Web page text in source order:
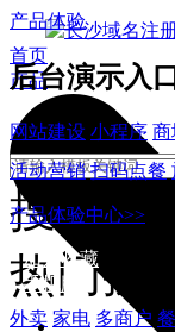
产品体验
后台演示入口
网站建设 小程序 商
活动营销 扫码点餐
产品体验中心>>
加入收藏
手机版
首页
产品
搜索
热门搜
外卖 家电 多商户